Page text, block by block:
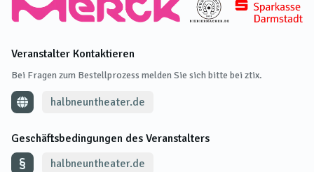
Veranstalter Kontaktieren
Bei Fragen zum Bestellprozess melden Sie sich bitte bei ztix.
halbneuntheater.de
Geschäftsbedingungen des Veranstalters
halbneuntheater.de